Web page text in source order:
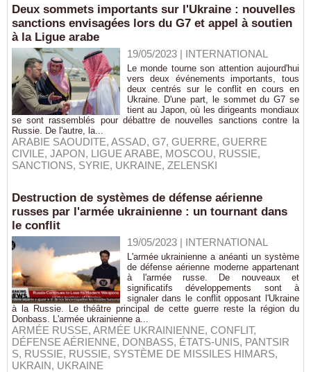
Deux sommets importants sur l'Ukraine : nouvelles
sanctions envisagées lors du G7 et appel à soutien
à la Ligue arabe
19/05/2023| INTERNATIONAL
Le monde tourne son attention aujourd'hui
vers deux événements importants, tous
deux centrés sur le conflit en cours en
Ukraine. D'une part, le sommet du G7 se
tient au Japon, où les dirigeants mondiaux
se sont rassemblés pour débattre de nouvelles sanctions contre la
Russie. De l'autre, la...
ARABIE SAOUDITE, ASSAD, G7, GUERRE, GUERRE
CIVILE, JAPON, LIGUE ARABE, MOSCOU, RUSSIE,
SANCTIONS, SYRIE, UKRAINE, ZELENSKI
Destruction de systèmes de défense aérienne
russes par l'armée ukrainienne : un tournant dans
le conflit
19/05/2023| INTERNATIONAL
L'armée ukrainienne a anéanti un système
de défense aérienne moderne appartenant
à l'armée russe. De nouveaux et
significatifs développements sont à
signaler dans le conflit opposant l'Ukraine
à la Russie. Le théâtre principal de cette guerre reste la région du
Donbass. L'armée ukrainienne a...
ARMÉE RUSSE, ARMÉE UKRAINIENNE, CONFLIT,
DÉFENSE AÉRIENNE, DONBASS, ÉTATS-UNIS, PANTSIR
S, RUSSIE, RUSSIE, SYSTÈME DE MISSILES HIMARS,
UKRAIN, UKRAINE